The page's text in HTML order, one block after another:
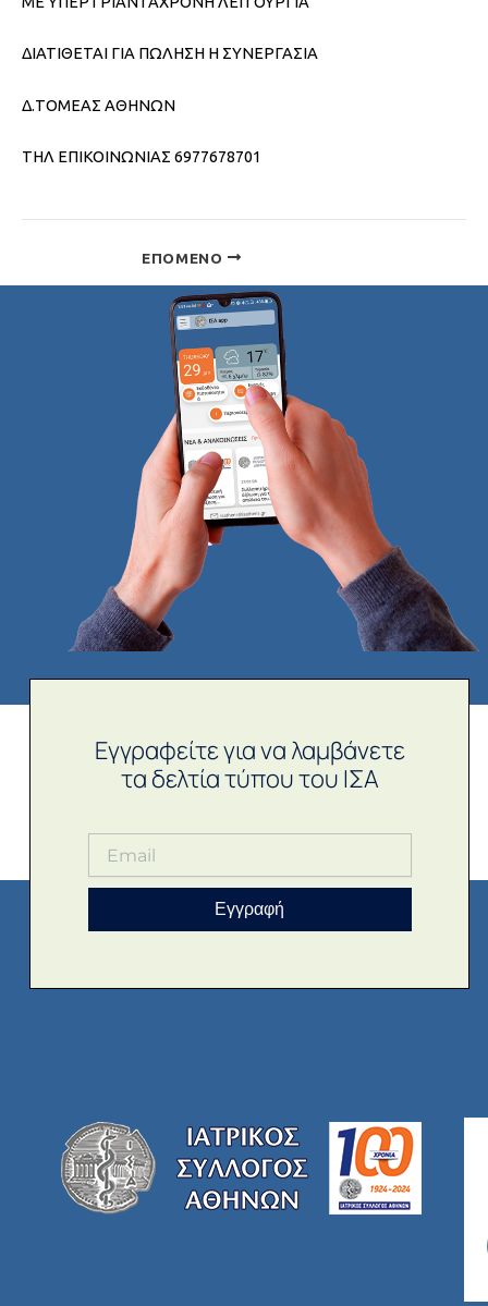
ΔΙΑΤΙΘΕΤΑΙ ΓΙΑ ΠΩΛΗΣΗ Η ΣΥΝΕΡΓΑΣΙΑ
Δ.ΤΟΜΕΑΣ ΑΘΗΝΩΝ
ΤΗΛ ΕΠΙΚΟΙΝΩΝΙΑΣ 6977678701
ΕΠΌΜΕΝΟ
Εγγραφείτε για να λαμβάνετε
τα δελτία τύπου του ΙΣΑ
Εγγραφή